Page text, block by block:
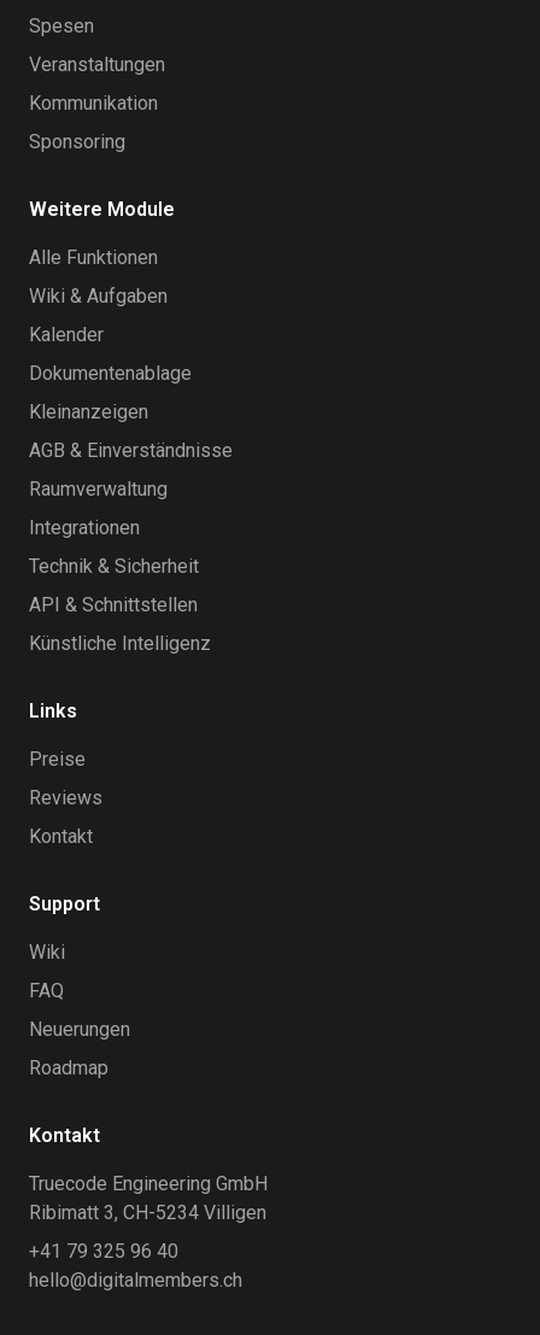
Spesen
Veranstaltungen
Kommunikation
Sponsoring
Weitere Module
Alle Funktionen
Wiki & Aufgaben
Kalender
Dokumentenablage
Kleinanzeigen
AGB & Einverständnisse
Raumverwaltung
Integrationen
Technik & Sicherheit
API & Schnittstellen
Künstliche Intelligenz
Links
Preise
Reviews
Kontakt
Support
Wiki
FAQ
Neuerungen
Roadmap
Kontakt
Truecode Engineering GmbH
Ribimatt 3, CH-5234 Villigen
+41 79 325 96 40
hello@digitalmembers.ch